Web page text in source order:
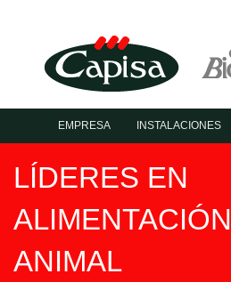
EMPRESA INSTALACIONES
LÍDERES EN
ALIMENTACIÓN
ANIMAL